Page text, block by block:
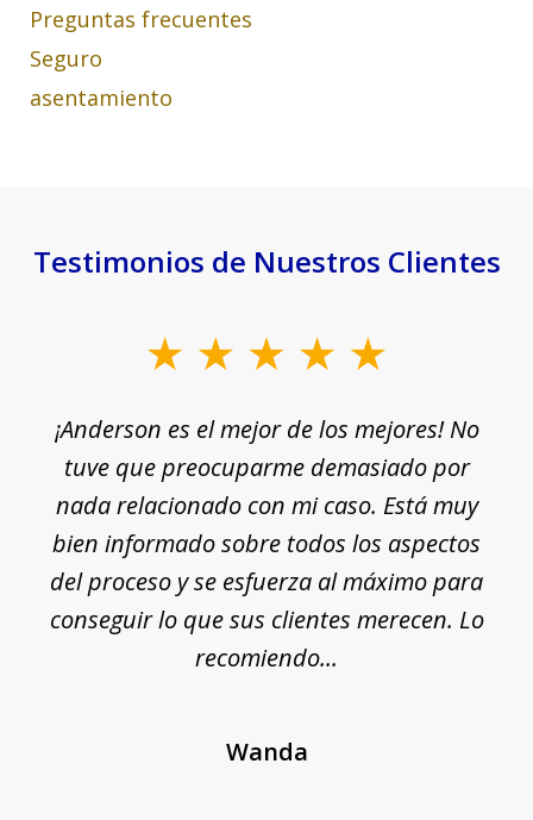
Preguntas frecuentes
Seguro
asentamiento
Testimonios de Nuestros Clientes
¡Anderson es el mejor de los mejores! No
tuve que preocuparme demasiado por
nada relacionado con mi caso. Está muy
bien informado sobre todos los aspectos
del proceso y se esfuerza al máximo para
conseguir lo que sus clientes merecen. Lo
recomiendo...
Wanda